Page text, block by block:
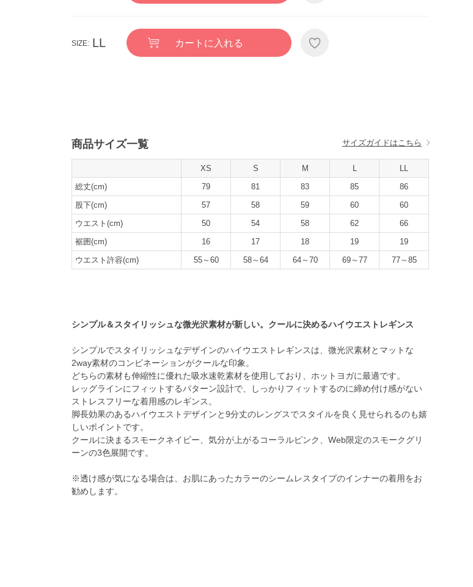
LL カートに入れる
商品サイズ一覧 サイズガイドはこちら
XS S M L
LL
総丈(cm)
79 81 83 85
86
股下(cm)
57 58 59 60
60
ウエスト(cm)
50 54 58 62
66
裾囲(cm)
16 17 18 19
19
ウエスト許容(cm)
55～60 58～64 64～70 69～77 77～85
シンプル＆スタイリッシュな微光沢素材が新しい。クールに決めるハイウエストレギンス
シンプルでスタイリッシュなデザインのハイウエストレギンスは、微光沢素材とマットな
2way素材のコンビネーションがクールな印象。
どちらの素材も伸縮性に優れた吸水速乾素材を使用しており、ホットヨガに最適です。
レッグラインにフィットするパターン設計で、しっかりフィットするのに締め付け感がない
ストレスフリーな着用感のレギンス。
脚長効果のあるハイウエストデザインと9分丈のレングスでスタイルを良く見せられるのも嬉
しいポイントです。
クールに決まるスモークネイビー、気分が上がるコーラルピンク、Web限定のスモークグリ
ーンの3色展開です。
※透け感が気になる場合は、お肌にあったカラーのシームレスタイプのインナーの着用をお
勧めします。